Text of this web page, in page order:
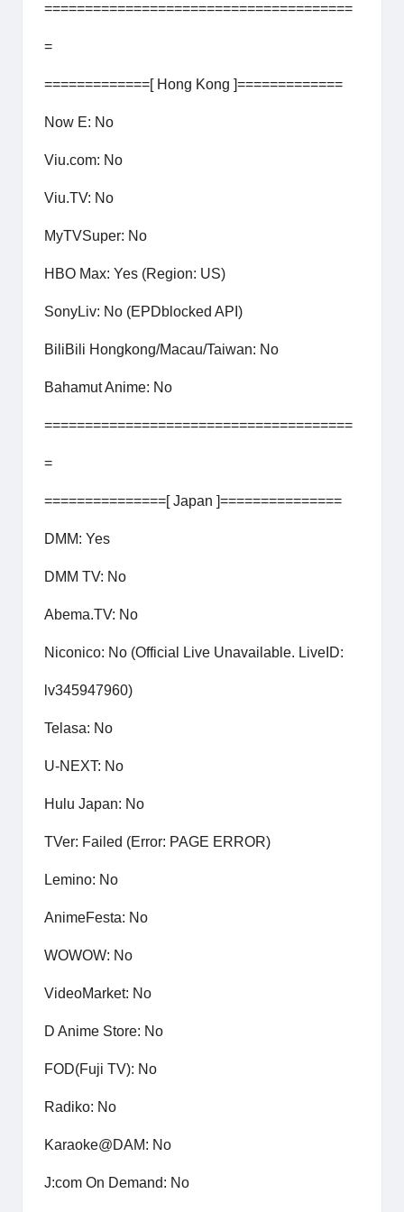
======================================
=
=============[ Hong Kong ]=============
Now E: No
Viu.com: No
Viu.TV: No
MyTVSuper: No
HBO Max: Yes (Region: US)
SonyLiv: No (EPDblocked API)
BiliBili Hongkong/Macau/Taiwan: No
Bahamut Anime: No
======================================
=
===============[ Japan ]===============
DMM: Yes
DMM TV: No
Abema.TV: No
Niconico: No (Official Live Unavailable. LiveID:
lv345947960)
Telasa: No
U-NEXT: No
Hulu Japan: No
TVer: Failed (Error: PAGE ERROR)
Lemino: No
AnimeFesta: No
WOWOW: No
VideoMarket: No
D Anime Store: No
FOD(Fuji TV): No
Radiko: No
Karaoke@DAM: No
J:com On Demand: No